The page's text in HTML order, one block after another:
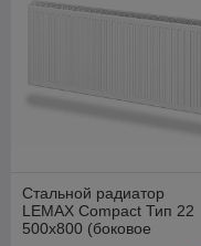
Стальной радиатор
LEMAX Compact Тип 22
500х800 (боковое